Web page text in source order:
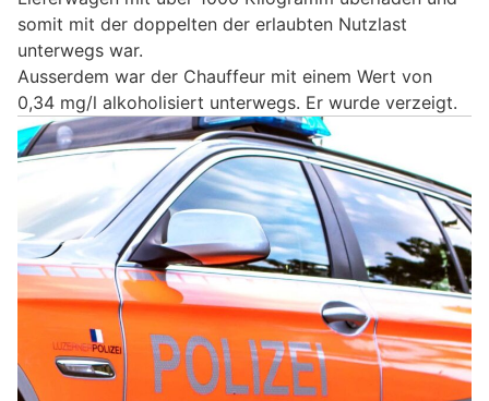
somit mit der doppelten der erlaubten Nutzlast
unterwegs war.
Ausserdem war der Chauffeur mit einem Wert von
0,34 mg/l alkoholisiert unterwegs. Er wurde verzeigt.